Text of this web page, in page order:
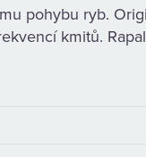
pohybu ryb.
kmitů.